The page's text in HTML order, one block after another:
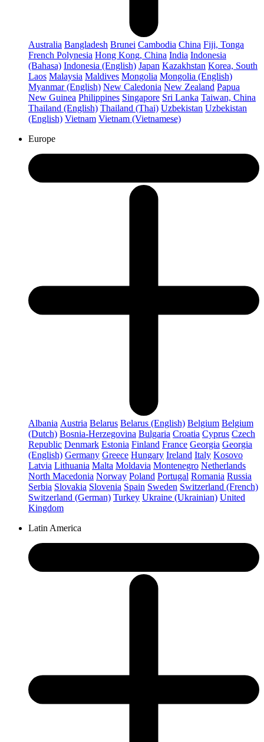
Australia Bangladesh Brunei Cambodia China Fiji, Tonga
French Polynesia Hong Kong, China India Indonesia
(Bahasa) Indonesia (English) Japan Kazakhstan Korea, South
Laos Malaysia Maldives Mongolia Mongolia (English)
Myanmar (English) New Caledonia New Zealand Papua
New Guinea Philippines Singapore Sri Lanka Taiwan, China
Thailand (English) Thailand (Thai) Uzbekistan Uzbekistan
(English) Vietnam Vietnam (Vietnamese)
Europe
Albania Austria Belarus Belarus (English) Belgium Belgium
(Dutch) Bosnia-Herzegovina Bulgaria Croatia Cyprus Czech
Republic Denmark Estonia Finland France Georgia Georgia
(English) Germany Greece Hungary Ireland Italy Kosovo
Latvia Lithuania Malta Moldavia Montenegro Netherlands
North Macedonia Norway Poland Portugal Romania Russia
Serbia Slovakia Slovenia Spain Sweden Switzerland (French)
Switzerland (German) Turkey Ukraine (Ukrainian) United
Kingdom
Latin America